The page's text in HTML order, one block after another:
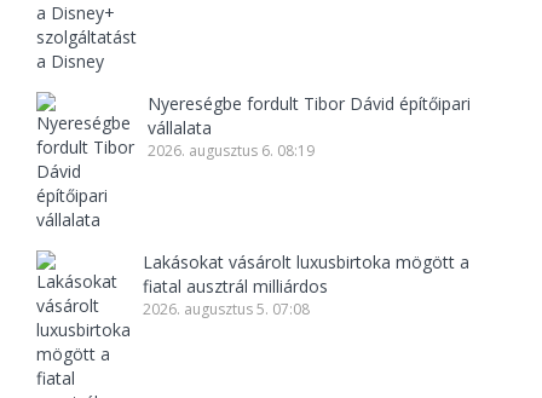
Nyereségbe fordult Tibor Dávid építőipari
vállalata
2026. augusztus 6. 08:19
Lakásokat vásárolt luxusbirtoka mögött a
fiatal ausztrál milliárdos
2026. augusztus 5. 07:08